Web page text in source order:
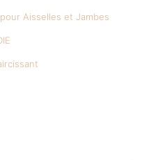
Aisselles et Jambes